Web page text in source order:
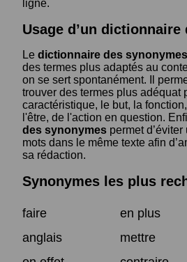
ligne.
Usage d’un
Le dictionnaire des synonymes
des termes plus adaptés au
on se sert spontanément. Il
trouver des termes plus adéquat
caractéristique, le but, la
l'être, de l'action en question.
des synonymes permet
mots dans le même texte afin
sa rédaction.
Synonymes les plus
faire
en plus
anglais
mettre